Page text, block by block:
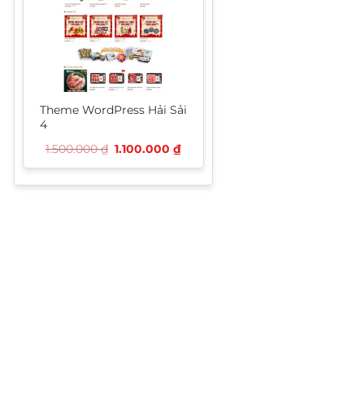
Theme WordPress Hải Sải
4
1.500.000₫ Giá
là:
1.500.000 ₫.
1.100.000₫Giá
tại
là: